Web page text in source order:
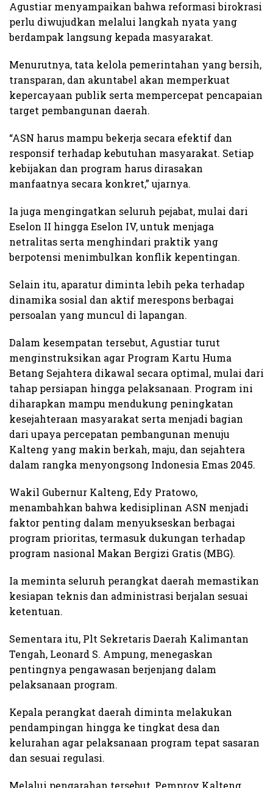
Agustiar menyampaikan bahwa reformasi birokrasi
perlu diwujudkan melalui langkah nyata yang
berdampak langsung kepada masyarakat.
Menurutnya, tata kelola pemerintahan yang bersih,
transparan, dan akuntabel akan memperkuat
kepercayaan publik serta mempercepat pencapaian
target pembangunan daerah.
“ASN harus mampu bekerja secara efektif dan
responsif terhadap kebutuhan masyarakat. Setiap
kebijakan dan program harus dirasakan
manfaatnya secara konkret,” ujarnya.
Ia juga mengingatkan seluruh pejabat, mulai dari
Eselon II hingga Eselon IV, untuk menjaga
netralitas serta menghindari praktik yang
berpotensi menimbulkan konflik kepentingan.
Selain itu, aparatur diminta lebih peka terhadap
dinamika sosial dan aktif merespons berbagai
persoalan yang muncul di lapangan.
Dalam kesempatan tersebut, Agustiar turut
menginstruksikan agar Program Kartu Huma
Betang Sejahtera dikawal secara optimal, mulai dari
tahap persiapan hingga pelaksanaan. Program ini
diharapkan mampu mendukung peningkatan
kesejahteraan masyarakat serta menjadi bagian
dari upaya percepatan pembangunan menuju
Kalteng yang makin berkah, maju, dan sejahtera
dalam rangka menyongsong Indonesia Emas 2045.
Wakil Gubernur Kalteng, Edy Pratowo,
menambahkan bahwa kedisiplinan ASN menjadi
faktor penting dalam menyukseskan berbagai
program prioritas, termasuk dukungan terhadap
program nasional Makan Bergizi Gratis (MBG).
Ia meminta seluruh perangkat daerah memastikan
kesiapan teknis dan administrasi berjalan sesuai
ketentuan.
Sementara itu, Plt Sekretaris Daerah Kalimantan
Tengah, Leonard S. Ampung, menegaskan
pentingnya pengawasan berjenjang dalam
pelaksanaan program.
Kepala perangkat daerah diminta melakukan
pendampingan hingga ke tingkat desa dan
kelurahan agar pelaksanaan program tepat sasaran
dan sesuai regulasi.